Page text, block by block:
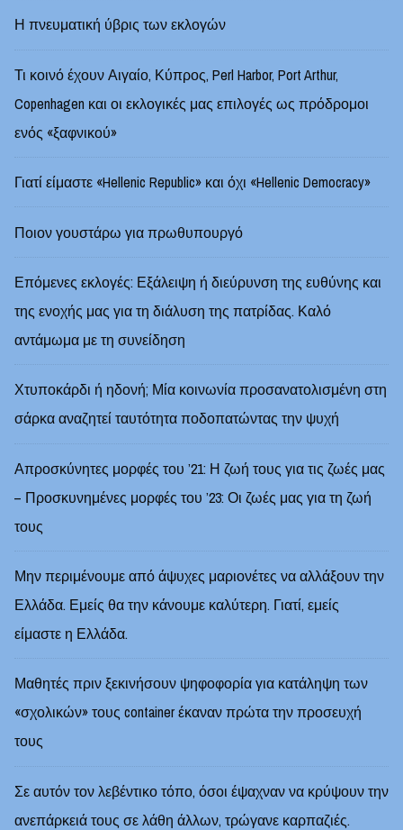
Η πνευματική ύβρις των εκλογών
Τι κοινό έχουν Αιγαίο, Κύπρος, Perl Harbor, Port Arthur,
Copenhagen και οι εκλογικές μας επιλογές ως πρόδρομοι
ενός «ξαφνικού»
Γιατί είμαστε «Hellenic Republic» και όχι «Hellenic Democracy»
Ποιον γουστάρω για πρωθυπουργό
Επόμενες εκλογές: Εξάλειψη ή διεύρυνση της ευθύνης και
της ενοχής μας για τη διάλυση της πατρίδας. Καλό
αντάμωμα με τη συνείδηση
Χτυποκάρδι ή ηδονή; Μία κοινωνία προσανατολισμένη στη
σάρκα αναζητεί ταυτότητα ποδοπατώντας την ψυχή
Απροσκύνητες μορφές του ’21: Η ζωή τους για τις ζωές μας
– Προσκυνημένες μορφές του ’23: Οι ζωές μας για τη ζωή
τους
Μην περιμένουμε από άψυχες μαριονέτες να αλλάξουν την
Ελλάδα. Εμείς θα την κάνουμε καλύτερη. Γιατί, εμείς
είμαστε η Ελλάδα.
Μαθητές πριν ξεκινήσουν ψηφοφορία για κατάληψη των
«σχολικών» τους container έκαναν πρώτα την προσευχή
τους
Σε αυτόν τον λεβέντικο τόπο, όσοι έψαχναν να κρύψουν την
ανεπάρκειά τους σε λάθη άλλων, τρώγανε καρπαζιές.